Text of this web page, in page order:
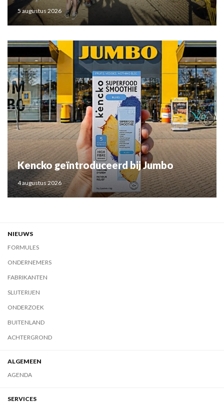
5 augustus 2026
Kencko geïntroduceerd bij Jumbo
4 augustus 2026
NIEUWS
FORMULES
ONDERNEMERS
FABRIKANTEN
SLIJTERIJEN
ONDERZOEK
BUITENLAND
ACHTERGROND
ALGEMEEN
AGENDA
SERVICES